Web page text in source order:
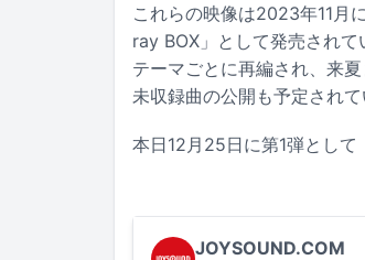
これらの映像は2023年11月
ray BOX」として発売され
テーマごとに再編され、来
未収録曲の公開も予定されて
本日12月25日に第1弾として
JOYSOUND.COM